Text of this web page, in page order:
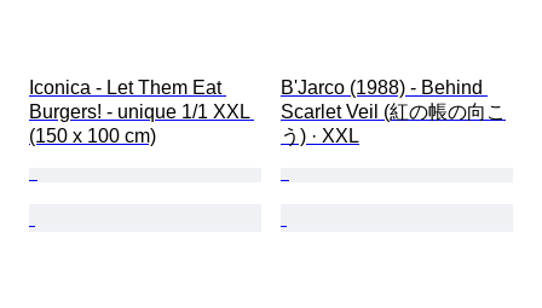
Iconica - Let Them Eat
Burgers! - unique 1/1 XXL
(150 x 100 cm)
B'Jarco (1988) - Behind
Scarlet Veil (紅の帳の向こ
う) · XXL